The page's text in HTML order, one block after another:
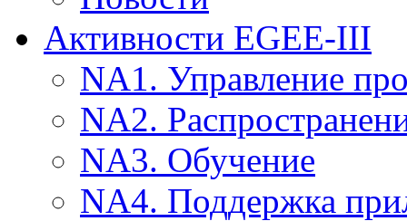
Активности EGEE-III
NA1. Управление
NA2.
NA3. Обучение
NA4. Поддержка